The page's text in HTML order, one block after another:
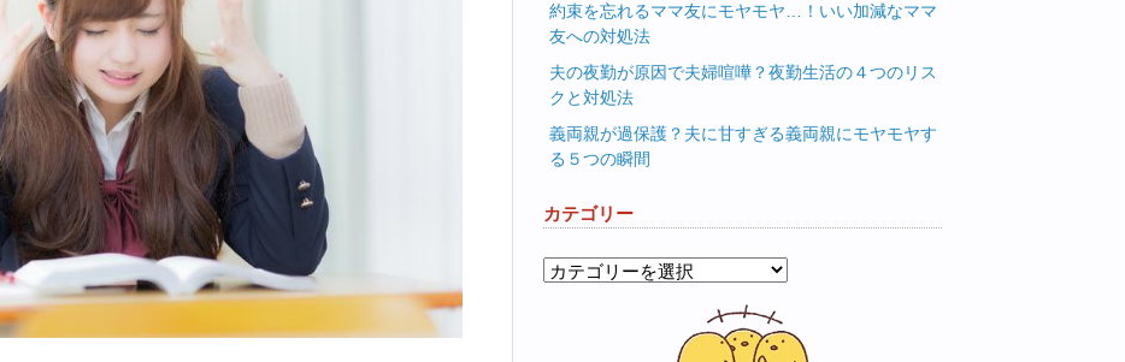
約束を忘れるママ友にモヤモヤ…！いい加減なママ
友への対処法
夫の夜勤が原因で夫婦喧嘩？夜勤生活の４つのリス
クと対処法
義両親が過保護？夫に甘すぎる義両親にモヤモヤす
る５つの瞬間
カテゴリー
カ